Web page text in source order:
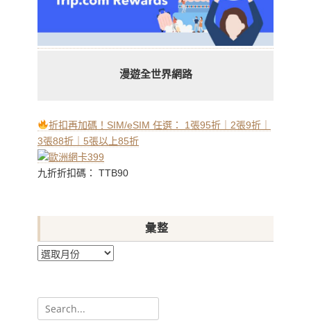
漫遊全世界網路
折扣再加碼！SIM/eSIM 任選： 1張95折｜2張9折｜
3張88折｜5張以上85折
九折折扣碼： TTB90
彙整
彙
Search
for: